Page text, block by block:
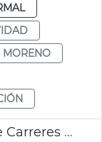
MORENO
Exposición 20 años Circuit de Carreres Caixa Popular Ciutat de València